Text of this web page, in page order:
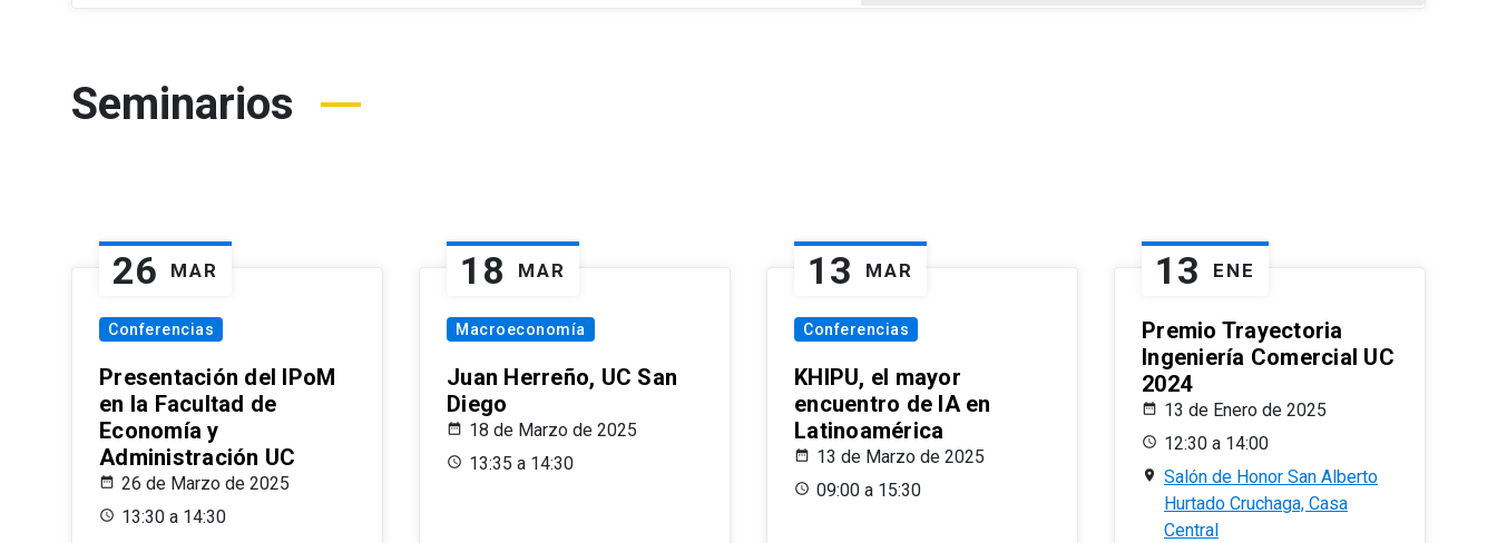
Seminarios
26 MAR
Conferencias
Presentación del IPoM
en la Facultad de
Economía y
Administración UC
26 de Marzo de 2025
13:30 a 14:30
18 MAR
Macroeconomía
Juan Herreño, UC San
Diego
18 de Marzo de 2025
13:35 a 14:30
13 MAR
Conferencias
KHIPU, el mayor
encuentro de IA en
Latinoamérica
13 de Marzo de 2025
09:00 a 15:30
13 ENE
Premio Trayectoria
Ingeniería Comercial UC
2024
13 de Enero de 2025
12:30 a 14:00
Salón de Honor San Alberto
Hurtado Cruchaga, Casa
Central